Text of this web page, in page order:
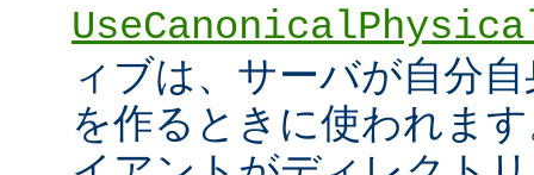
ィブは、サーバが自分
を作るときに使われま